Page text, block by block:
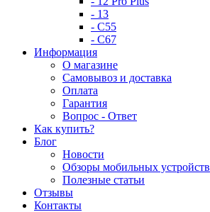
- 13
- C55
- C67
Информация
О магазине
Самовывоз и доставка
Оплата
Гарантия
Вопрос - Ответ
Как купить?
Блог
Новости
Обзоры мобильных устройств
Полезные статьи
Отзывы
Контакты